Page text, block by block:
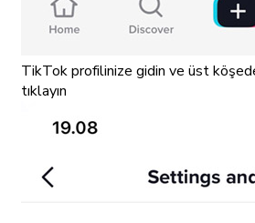
TikTok profilinize gidin ve üst
tıklayın